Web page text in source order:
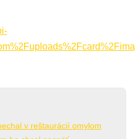
v reštaurácií omylom